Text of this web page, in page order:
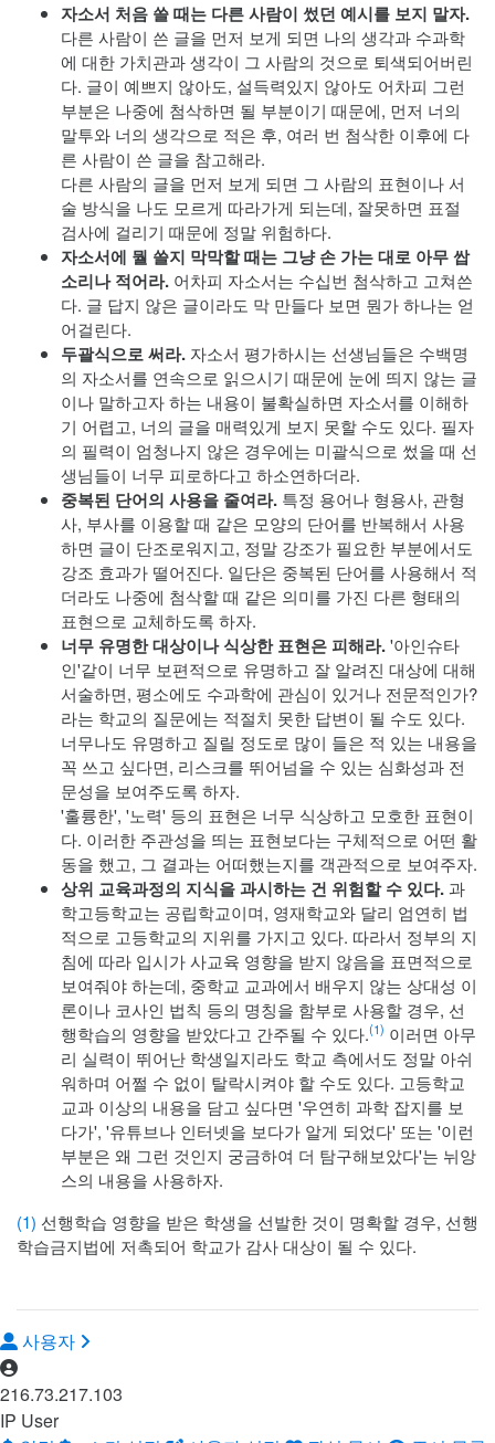
자소서 처음 쓸 때는 다른 사람이 썼던 예시를 보지 말자.
다른 사람이 쓴 글을 먼저 보게 되면 나의 생각과 수과학
에 대한 가치관과 생각이 그 사람의 것으로 퇴색되어버린
다. 글이 예쁘지 않아도, 설득력있지 않아도 어차피 그런
부분은 나중에 첨삭하면 될 부분이기 때문에, 먼저 너의
말투와 너의 생각으로 적은 후, 여러 번 첨삭한 이후에 다
른 사람이 쓴 글을 참고해라.
다른 사람의 글을 먼저 보게 되면 그 사람의 표현이나 서
술 방식을 나도 모르게 따라가게 되는데, 잘못하면 표절
검사에 걸리기 때문에 정말 위험하다.
자소서에 뭘 쓸지 막막할 때는 그냥 손 가는 대로 아무 쌉
소리나 적어라. 어차피 자소서는 수십번 첨삭하고 고쳐쓴
다. 글 답지 않은 글이라도 막 만들다 보면 뭔가 하나는 얻
어걸린다.
두괄식으로 써라. 자소서 평가하시는 선생님들은 수백명
의 자소서를 연속으로 읽으시기 때문에 눈에 띄지 않는 글
이나 말하고자 하는 내용이 불확실하면 자소서를 이해하
기 어렵고, 너의 글을 매력있게 보지 못할 수도 있다. 필자
의 필력이 엄청나지 않은 경우에는 미괄식으로 썼을 때 선
생님들이 너무 피로하다고 하소연하더라.
중복된 단어의 사용을 줄여라. 특정 용어나 형용사, 관형
사, 부사를 이용할 때 같은 모양의 단어를 반복해서 사용
하면 글이 단조로워지고, 정말 강조가 필요한 부분에서도
강조 효과가 떨어진다. 일단은 중복된 단어를 사용해서 적
더라도 나중에 첨삭할 때 같은 의미를 가진 다른 형태의
표현으로 교체하도록 하자.
너무 유명한 대상이나 식상한 표현은 피해라.'아인슈타
인'같이 너무 보편적으로 유명하고 잘 알려진 대상에 대해
서술하면, 평소에도 수과학에 관심이 있거나 전문적인가?
라는 학교의 질문에는 적절치 못한 답변이 될 수도 있다.
너무나도 유명하고 질릴 정도로 많이 들은 적 있는 내용을
꼭 쓰고 싶다면, 리스크를 뛰어넘을 수 있는 심화성과 전
문성을 보여주도록 하자.
'훌륭한', '노력' 등의 표현은 너무 식상하고 모호한 표현이
다. 이러한 주관성을 띄는 표현보다는 구체적으로 어떤 활
동을 했고, 그 결과는 어떠했는지를 객관적으로 보여주자.
상위 교육과정의 지식을 과시하는 건 위험할 수 있다.과
학고등학교는 공립학교이며, 영재학교와 달리 엄연히 법
적으로 고등학교의 지위를 가지고 있다. 따라서 정부의 지
침에 따라 입시가 사교육 영향을 받지 않음을 표면적으로
보여줘야 하는데, 중학교 교과에서 배우지 않는 상대성 이
론이나 코사인 법칙 등의 명칭을 함부로 사용할 경우, 선
행학습의 영향을 받았다고 간주될 수 있다.(1) 이러면 아무
리 실력이 뛰어난 학생일지라도 학교 측에서도 정말 아쉬
워하며 어쩔 수 없이 탈락시켜야 할 수도 있다. 고등학교
교과 이상의 내용을 담고 싶다면 '우연히 과학 잡지를 보
다가', '유튜브나 인터넷을 보다가 알게 되었다' 또는 '이런
부분은 왜 그런 것인지 궁금하여 더 탐구해보았다'는 뉘앙
스의 내용을 사용하자.
(1) 선행학습 영향을 받은 학생을 선발한 것이 명확할 경우, 선행
학습금지법에 저촉되어 학교가 감사 대상이 될 수 있다.
사용자
216.73.217.103
IP User